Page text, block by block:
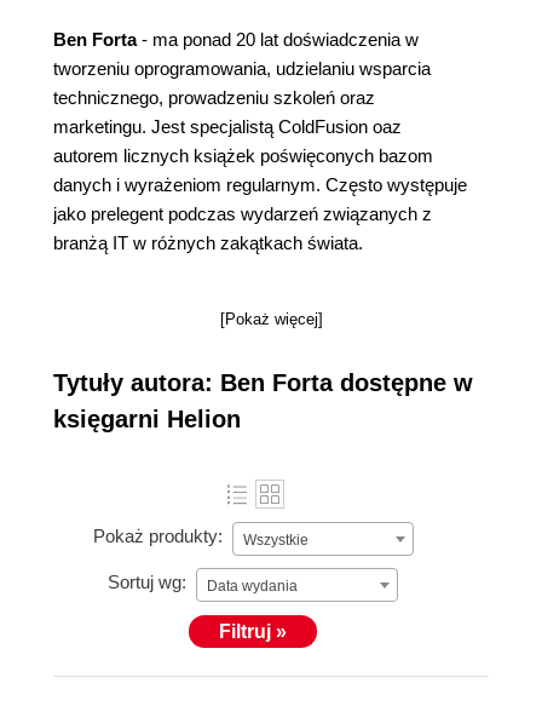
Ben Forta- ma ponad 20 lat doświadczenia w
tworzeniu oprogramowania, udzielaniu wsparcia
technicznego, prowadzeniu szkoleń oraz
marketingu. Jest specjalistą ColdFusion oaz
autorem licznych książek poświęconych bazom
danych i wyrażeniom regularnym. Często występuje
jako prelegent podczas wydarzeń związanych z
branżą IT w różnych zakątkach świata.
[Pokaż więcej]
Tytuły autora: Ben Forta dostępne w
księgarni Helion
Pokaż produkty: Wszystkie
Sortuj wg: Data wydania
Filtruj »